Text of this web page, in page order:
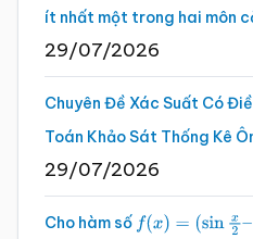
ít nhất một trong hai môn
29/07/2026
Chuyên Đề Xác Suất Có
Toán Khảo Sát Thống Kê
29/07/2026
Cho hàm số f(x)=(sinx2 –